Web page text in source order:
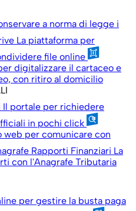
a norma di legge i
La piattaforma per
file online
digitalizzare il cartaceo e
con ritiro al domicilio
Il portale per richiedere
in pochi click
web per comunicare con
Rapporti Finanziari La
con l'Anagrafe Tributaria
per gestire la busta paga